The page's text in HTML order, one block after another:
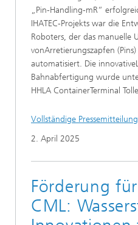
„Pin-Handling-mR“
IHATEC-Projekts war die
Roboters, der das manuelle
vonArretierungszapfen
automatisiert. Die
Bahnabfertigung wurde
HHLA ContainerTerminal
Vollständige Pressemitteilung
2. April 2025
Förderung
CML: